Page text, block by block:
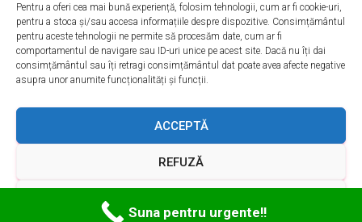
Pentru a oferi cea mai bună experiență, folosim tehnologii, cum ar fi cookie-uri,
pentru a stoca și/sau accesa informațiile despre dispozitive. Consimțământul
pentru aceste tehnologii ne permite să procesăm date, cum ar fi
comportamentul de navigare sau ID-uri unice pe acest site. Dacă nu îți dai
consimțământul sau îți retragi consimțământul dat poate avea afecte negative
asupra unor anumite funcționalități și funcții.
ACCEPTĂ
REFUZĂ
Aveti o problema cu o masina de spalat arctic? Tot ce
trebuie sa faceti este sa ne sunati Citește mai mult
DESPRE NOI SERVICII
GDPR TERMENI ȘI CONDIȚII
Hestia | Proiectată de
Suna pentru urgente!!